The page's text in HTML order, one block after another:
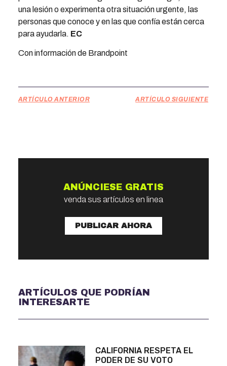
una lesión o experimenta otra situación urgente, las
personas que conoce y en las que confía están cerca
para ayudarla. EC
Con información de Brandpoint
ARTÍCULO ANTERIOR ARTÍCULO SIGUIENTE
ANÚNCIESE GRATIS
venda sus artículos en linea
PUBLICAR AHORA
ARTÍCULOS QUE PODRÍAN
INTERESARTE
CALIFORNIA RESPETA EL
PODER DE SU VOTO